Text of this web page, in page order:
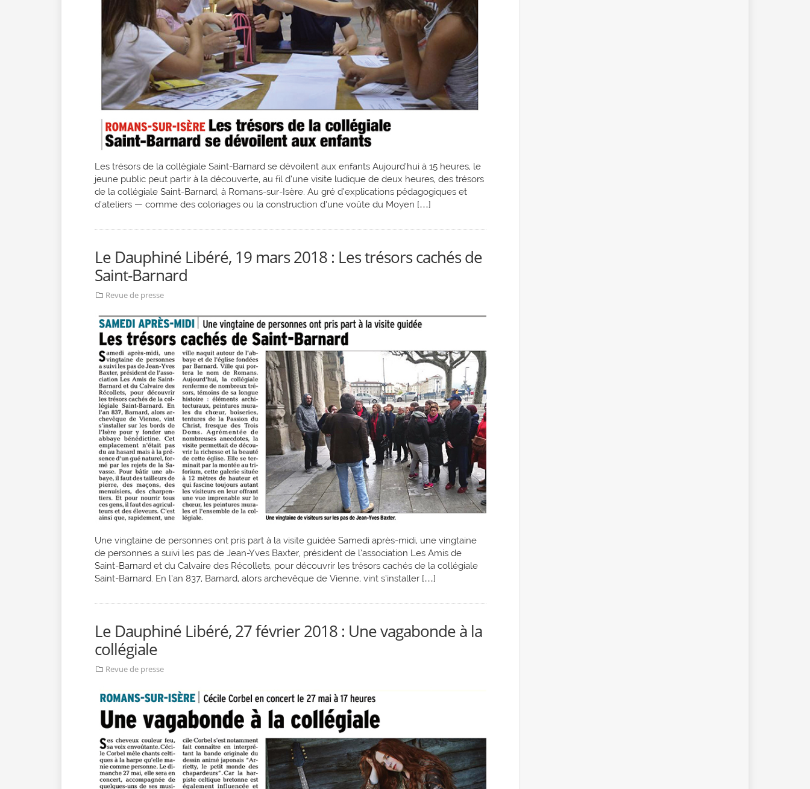
Les trésors de la collégiale Saint-Barnard se dévoilent aux enfants Aujourd’hui à 15 heures, le
jeune public peut partir à la découverte, au fil d’une visite ludique de deux heures, des trésors
de la collégiale Saint-Barnard, à Romans-sur-Isère. Au gré d’explications pédagogiques et
d’ateliers — comme des coloriages ou la construction d’une voûte du Moyen […]
Le Dauphiné Libéré, 19 mars 2018 : Les trésors cachés de
Saint-Barnard
Revue de presse
Une vingtaine de personnes ont pris part à la visite guidée Samedi après-midi, une vingtaine
de personnes a suivi les pas de Jean-Yves Baxter, président de l’association Les Amis de
Saint-Barnard et du Calvaire des Récollets, pour découvrir les trésors cachés de la collégiale
Saint-Barnard. En l’an 837, Barnard, alors archevêque de Vienne, vint s’installer […]
Le Dauphiné Libéré, 27 février 2018 : Une vagabonde à la
collégiale
Revue de presse